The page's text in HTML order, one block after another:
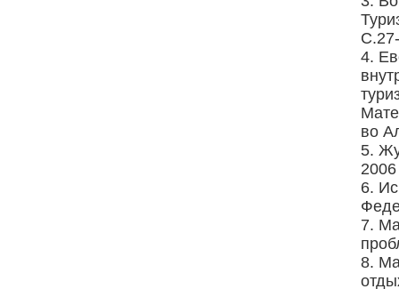
4.
во
5.
2006
6.
7.
8.